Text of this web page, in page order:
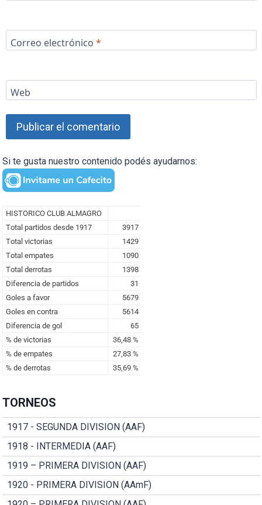
Correo electrónico *
Web
Si te gusta nuestro contenido podés ayudarnos:
TORNEOS
1917 - SEGUNDA DIVISION (AAF)
1918 - INTERMEDIA (AAF)
1919 – PRIMERA DIVISION (AAF)
1920 - PRIMERA DIVISION (AAmF)